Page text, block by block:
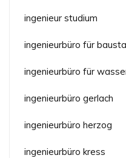
ingenieur studium
ingenieurbüro für
ingenieurbüro für
ingenieurbüro gerlach
ingenieurbüro herzog
ingenieurbüro kress